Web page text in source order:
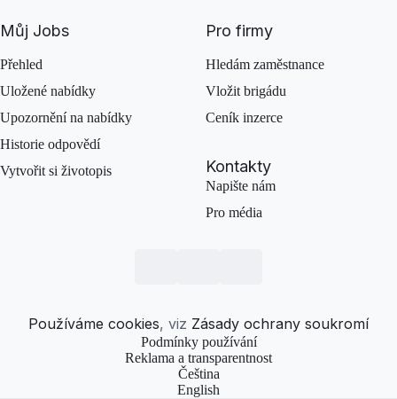
Můj Jobs
Přehled
Uložené nabídky
Upozornění na nabídky
Historie odpovědí
Vytvořit si životopis
Pro firmy
Hledám zaměstnance
Vložit brigádu
Ceník inzerce
Kontakty
Napište nám
Pro média
Používáme cookies, viz Zásady ochrany soukromí
Podmínky používání
Reklama a transparentnost
Čeština
English